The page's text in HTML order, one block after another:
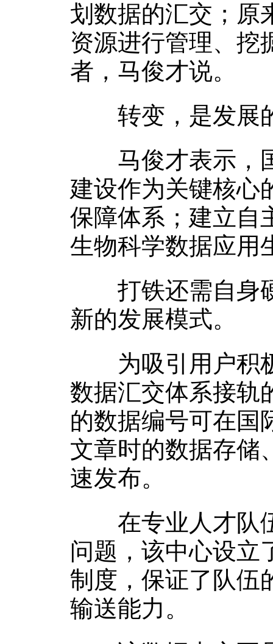
划数据的汇交；原
资源进行管理、挖
者，马俊才说。
转变，是发展
马俊才表示，国
建设作为关键核心
保障体系；建立自
生物科学数据应用
打铁还需自身硬
新的发展模式。
为吸引用户积极
数据汇交体系接轨
的数据编号可在国
文章时的数据存储
速发布。
在专业人才队伍
问题，该中心设立
制度，保证了队伍
输送能力。